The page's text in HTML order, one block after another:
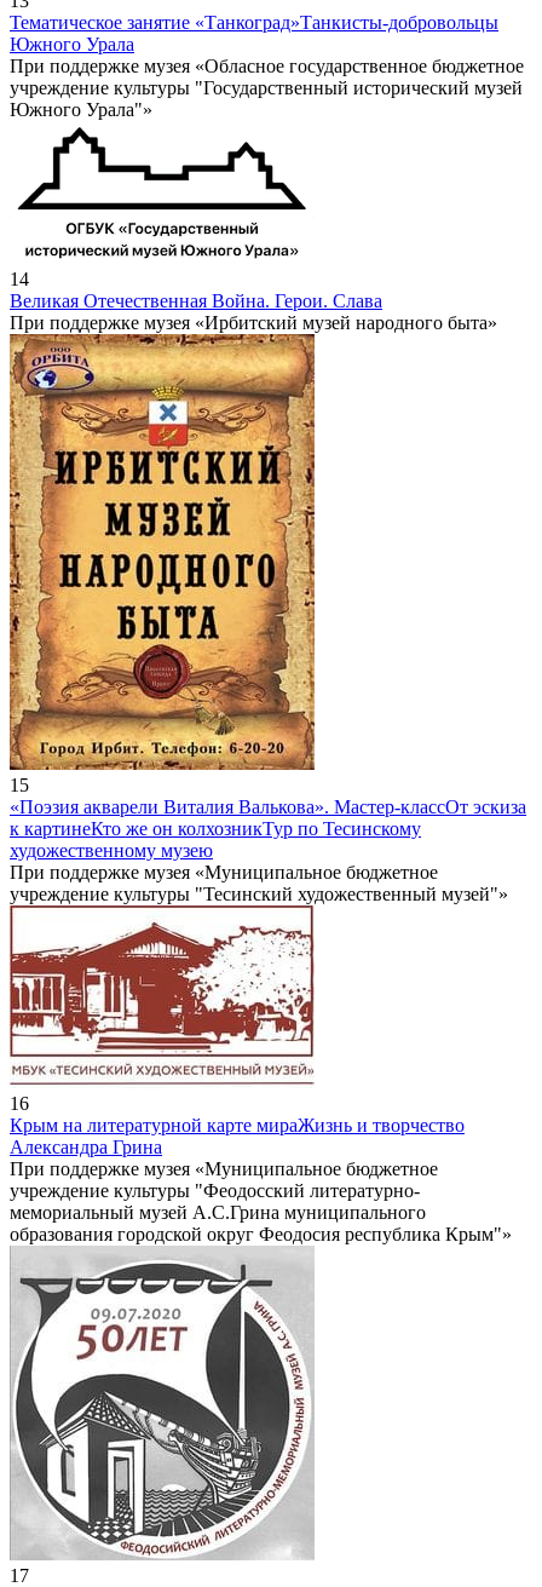
Тематическое занятие «Танкоград»Танкисты-добровольцы
Южного Урала
При поддержке музея «Обласное государственное бюджетное
учреждение культуры "Государственный исторический музей
Южного Урала"»
14
Великая Отечественная Война. Герои. Слава
При поддержке музея «Ирбитский музей народного быта»
15
«Поэзия акварели Виталия Валькова». Мастер-классОт эскиза
к картинеКто же он колхозникТур по Тесинскому
художественному музею
При поддержке музея «Муниципальное бюджетное
учреждение культуры "Тесинский художественный музей"»
16
Крым на литературной карте мираЖизнь и творчество
Александра Грина
При поддержке музея «Муниципальное бюджетное
учреждение культуры "Феодосский литературно-
мемориальный музей А.С.Грина муниципального
образования городской округ Феодосия республика Крым"»
17